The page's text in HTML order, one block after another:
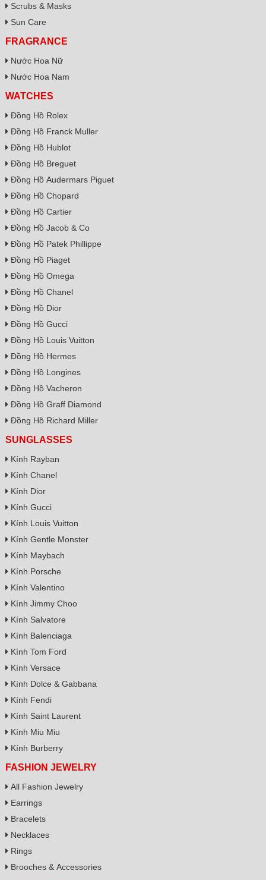
Scrubs & Masks
Sun Care
FRAGRANCE
Nước Hoa Nữ
Nước Hoa Nam
WATCHES
Đồng Hồ Rolex
Đồng Hồ Franck Muller
Đồng Hồ Hublot
Đồng Hồ Breguet
Đồng Hồ Audermars Piguet
Đồng Hồ Chopard
Đồng Hồ Cartier
Đồng Hồ Jacob & Co
Đồng Hồ Patek Phillippe
Đồng Hồ Piaget
Đồng Hồ Omega
Đồng Hồ Chanel
Đồng Hồ Dior
Đồng Hồ Gucci
Đồng Hồ Louis Vuitton
Đồng Hồ Hermes
Đồng Hồ Longines
Đồng Hồ Vacheron
Đồng Hồ Graff Diamond
Đồng Hồ Richard Miller
SUNGLASSES
Kính Rayban
Kính Chanel
Kính Dior
Kính Gucci
Kính Louis Vuitton
Kính Gentle Monster
Kính Maybach
Kính Porsche
Kính Valentino
Kính Jimmy Choo
Kính Salvatore
Kính Balenciaga
Kính Tom Ford
Kính Versace
Kính Dolce & Gabbana
Kính Fendi
Kính Saint Laurent
Kính Miu Miu
Kính Burberry
FASHION JEWELRY
All Fashion Jewelry
Earrings
Bracelets
Necklaces
Rings
Brooches & Accessories